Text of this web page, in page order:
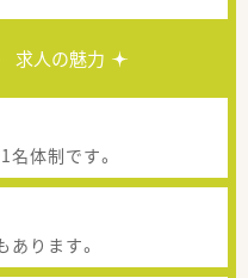
求人の魅力
体制です。
ります。